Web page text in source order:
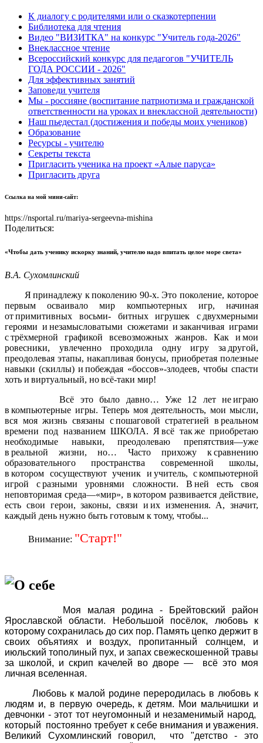
К диалогу с родителями или о сказкотерпении
Библиотека для чтения
Видео "ВИЗИТКА" на конкурс "Учитель года-2026"
Внеклассное чтение
Всероссийский конкурс для педагогов "УЧИТЕЛЬ
ГОДА РОССИИ - 2026"
Для эффективных занятий
Заповеди учителя
Мы - россияне (воспитание патриотизма и гражданской
ответственности на уроках и внеклассной деятельности)
Наш пьедестал (достижения и победы моих учеников)
Образование
Ресурсы - учителю
Секреты текста
Пригласить ученика на проект «Алые паруса»
Пригласить друга
Ссылка на мой мини-сайт:
https://nsportal.ru/mariya-sergeevna-mishina
Поделиться:
«Чтобы дать ученику искорку знаний, учителю надо впитать целое море света»
В.А. Сухомлинский
Я принадлежу к поколению 90-х. Это поколение, которое
первым осваивало мир компьютерных игр, начиная
от примитивных восьми- битных игрушек с двухмерными
героями и незамысловатыми сюжетами и заканчивая играми
с трёхмерной графикой всевозможных жанров. Как и мои
ровесники, увлеченно проходила одну игру за другой,
преодолевая этапы, накапливая бонусы, приобретая полезные
навыки (скиллы) и побеждая «боссов»-злодеев, чтобы спасти
хоть и виртуальный, но всё-таки мир!
Всё это было давно… Уже 12 лет не играю
в компьютерные игры. Теперь моя деятельность, мои мысли,
вся моя жизнь связаны с пошаговой стратегией в реальном
времени под названием ШКОЛА. Я всё так же приобретаю
необходимые навыки, преодолеваю препятствия—уже
в реальной жизни, но… Часто прихожу к сравнению
образовательного пространства современной школы,
в котором сосуществуют ученик и учитель, с компьютерной
игрой с разными уровнями сложности. В ней есть своя
неповторимая среда—«мир», в котором развивается действие,
есть свои герои, законы, связи и их изменения. А, значит,
каждый день нужно быть готовым к тому, чтобы...
Внимание: "Старт!"
О себе
Моя малая родина - Брейтовский район
Ярославской области. Небольшой посёлок, любовь к
которому сохранилась до сих пор. Память цепко держит в
своих объятиях и воздух, пропитанный солнцем, и
июльский тополиный пух, и запах свежескошенной травы
за школой, и скрип качелей во дворе — всё это моя
личная вселенная.
Любовь к малой родине переродилась в любовь к
людям и, в первую очередь, к детям. Мои мальчишки и
девчонки - этот тот неугомонный и незаменимый народ,
который постоянно требует к себе внимания и уважения.
Великий Сухомлинский говорил, что "детство - это